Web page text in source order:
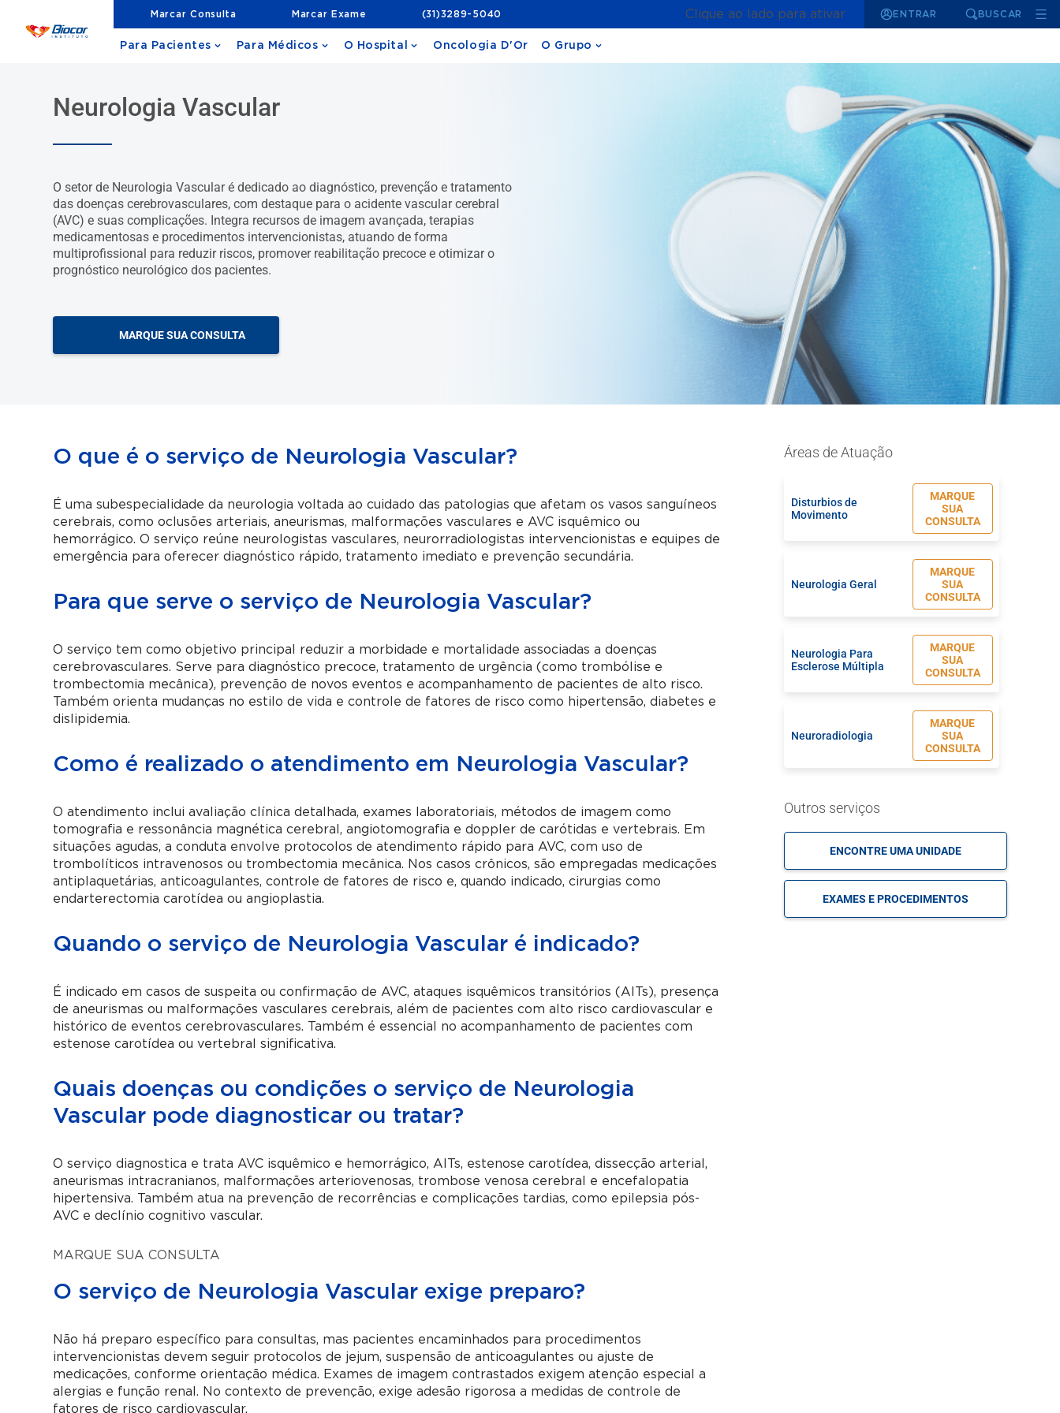
Marcar Consulta Marcar Exame (31)3289-5040 Clique ao lado para ativar ENTRAR BUSCAR
Para Pacientes Para Médicos O Hospital Oncologia D'Or O Grupo
Neurologia Vascular
O setor de Neurologia Vascular é dedicado ao diagnóstico, prevenção e tratamento
das doenças cerebrovasculares, com destaque para o acidente vascular cerebral
(AVC) e suas complicações. Integra recursos de imagem avançada, terapias
medicamentosas e procedimentos intervencionistas, atuando de forma
multiprofissional para reduzir riscos, promover reabilitação precoce e otimizar o
prognóstico neurológico dos pacientes.
MARQUE SUA CONSULTA
O que é o serviço de Neurologia Vascular?
É uma subespecialidade da neurologia voltada ao cuidado das patologias que afetam os vasos sanguíneos
cerebrais, como oclusões arteriais, aneurismas, malformações vasculares e AVC isquêmico ou
hemorrágico. O serviço reúne neurologistas vasculares, neurorradiologistas intervencionistas e equipes de
emergência para oferecer diagnóstico rápido, tratamento imediato e prevenção secundária.
Para que serve o serviço de Neurologia Vascular?
O serviço tem como objetivo principal reduzir a morbidade e mortalidade associadas a doenças
cerebrovasculares. Serve para diagnóstico precoce, tratamento de urgência (como trombólise e
trombectomia mecânica), prevenção de novos eventos e acompanhamento de pacientes de alto risco.
Também orienta mudanças no estilo de vida e controle de fatores de risco como hipertensão, diabetes e
dislipidemia.
Como é realizado o atendimento em Neurologia Vascular?
O atendimento inclui avaliação clínica detalhada, exames laboratoriais, métodos de imagem como
tomografia e ressonância magnética cerebral, angiotomografia e doppler de carótidas e vertebrais. Em
situações agudas, a conduta envolve protocolos de atendimento rápido para AVC, com uso de
trombolíticos intravenosos ou trombectomia mecânica. Nos casos crônicos, são empregadas medicações
antiplaquetárias, anticoagulantes, controle de fatores de risco e, quando indicado, cirurgias como
endarterectomia carotídea ou angioplastia.
Quando o serviço de Neurologia Vascular é indicado?
É indicado em casos de suspeita ou confirmação de AVC, ataques isquêmicos transitórios (AITs), presença
de aneurismas ou malformações vasculares cerebrais, além de pacientes com alto risco cardiovascular e
histórico de eventos cerebrovasculares. Também é essencial no acompanhamento de pacientes com
estenose carotídea ou vertebral significativa.
Quais doenças ou condições o serviço de Neurologia
Vascular pode diagnosticar ou tratar?
O serviço diagnostica e trata AVC isquêmico e hemorrágico, AITs, estenose carotídea, dissecção arterial,
aneurismas intracranianos, malformações arteriovenosas, trombose venosa cerebral e encefalopatia
hipertensiva. Também atua na prevenção de recorrências e complicações tardias, como epilepsia pós-
AVC e declínio cognitivo vascular.
MARQUE SUA CONSULTA
O serviço de Neurologia Vascular exige preparo?
Não há preparo específico para consultas, mas pacientes encaminhados para procedimentos
intervencionistas devem seguir protocolos de jejum, suspensão de anticoagulantes ou ajuste de
medicações, conforme orientação médica. Exames de imagem contrastados exigem atenção especial a
alergias e função renal. No contexto de prevenção, exige adesão rigorosa a medidas de controle de
fatores de risco cardiovascular.
Áreas de Atuação
Disturbios de
Movimento
MARQUE
SUA
CONSULTA
Neurologia Geral
MARQUE
SUA
CONSULTA
Neurologia Para
Esclerose Múltipla
MARQUE
SUA
CONSULTA
Neuroradiologia
MARQUE
SUA
CONSULTA
Outros serviços
ENCONTRE UMA UNIDADE
EXAMES E PROCEDIMENTOS